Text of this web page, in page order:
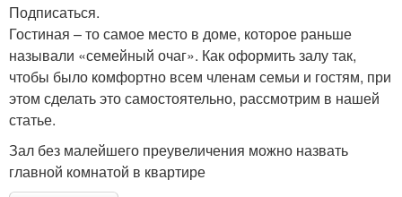
Подписаться.
Гостиная – то самое место в доме, которое раньше
называли «семейный очаг». Как оформить залу так,
чтобы было комфортно всем членам семьи и гостям, при
этом сделать это самостоятельно, рассмотрим в нашей
статье.
Зал без малейшего преувеличения можно назвать
главной комнатой в квартире